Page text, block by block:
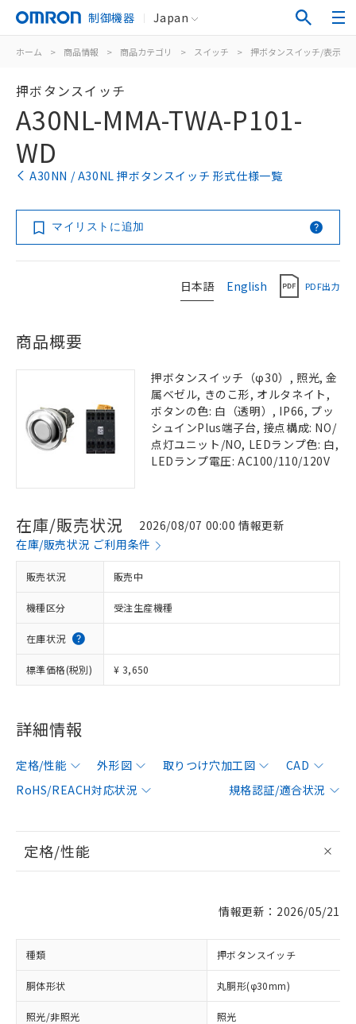
制御機器 Japan
ホーム > 商品情報 > 商品カテゴリ > スイッチ > 押ボタンスイッチ/表示灯
押ボタンスイッチ
A30NL-MMA-TWA-P101-
WD
A30NN / A30NL 押ボタンスイッチ 形式仕様一覧
マイリストに追加
日本語 English PDF出力
商品概要
押ボタンスイッチ（φ30）, 照光, 金
属ベゼル, きのこ形, オルタネイト,
ボタンの色: 白（透明）, IP66, プッ
シュインPlus端子台, 接点構成: NO/
点灯ユニット/NO, LEDランプ色: 白,
LEDランプ電圧: AC100/110/120V
在庫/販売状況
2026/08/07 00:00 情報更新
在庫/販売状況 ご利用条件
販売状況 販売中
機種区分 受注生産機種
在庫状況
標準価格(税別) ¥ 3,650
詳細情報
定格/性能 外形図 取りつけ穴加工図
CAD
RoHS/REACH対応状況
規格認証/適合状況
定格/性能
情報更新：2026/05/21
種類 押ボタンスイッチ
胴体形状 丸胴形(φ30mm)
照光/非照光 照光